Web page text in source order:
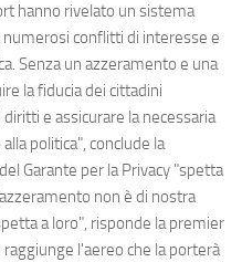
hanno rivelato un sistema
conflitti di interesse e
Senza un azzeramento e una
la fiducia dei cittadini
e assicurare la necessaria
politica", conclude la
Garante per la Privacy "spetta
non è di nostra
a loro", risponde la premier
l'aereo che la porterà